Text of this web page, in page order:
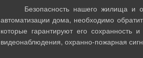
Безопасность нашего жилища и
автоматизации дома, необходимо
которые гарантируют его сохранность
видеонаблюдения, охранно-пожарная